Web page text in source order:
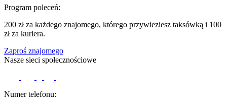
Program poleceń:
200 zł za każdego znajomego, którego przywieziesz taksówką i 100
zł za kuriera.
Zaproś znajomego
Nasze sieci społecznościowe
Numer telefonu: